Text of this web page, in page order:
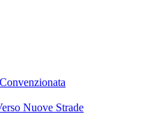
Nuove Strade